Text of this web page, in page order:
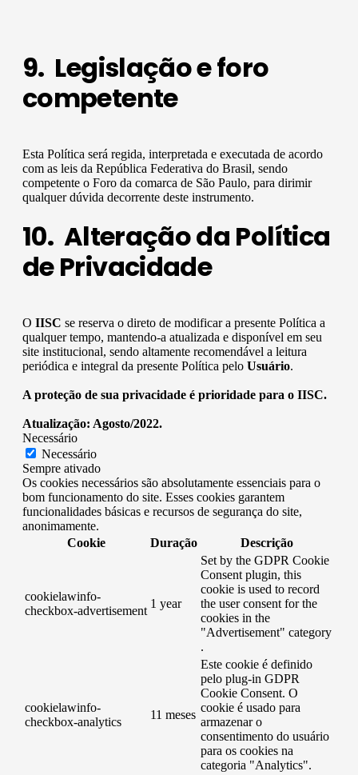
9. Legislação e foro
competente
Esta Política será regida, interpretada e executada de acordo
com as leis da República Federativa do Brasil, sendo
competente o Foro da comarca de São Paulo, para dirimir
qualquer dúvida decorrente deste instrumento.
10. Alteração da Política
de Privacidade
O IISC se reserva o direto de modificar a presente Política a
qualquer tempo, mantendo-a atualizada e disponível em seu
site institucional, sendo altamente recomendável a leitura
periódica e integral da presente Política pelo Usuário.
A proteção de sua privacidade é prioridade para o IISC.
Atualização: Agosto/2022.
Necessário
Necessário
Sempre ativado
Os cookies necessários são absolutamente essenciais para o
bom funcionamento do site. Esses cookies garantem
funcionalidades básicas e recursos de segurança do site,
anonimamente.
Cookie
Duração Descrição
cookielawinfo-
checkbox-advertisement
1 year
Set by the GDPR Cookie
Consent plugin, this
cookie is used to record
the user consent for the
cookies in the
"Advertisement" category
.
cookielawinfo-
checkbox-analytics
11 meses
Este cookie é definido
pelo plug-in GDPR
Cookie Consent. O
cookie é usado para
armazenar o
consentimento do usuário
para os cookies na
categoria "Analytics".